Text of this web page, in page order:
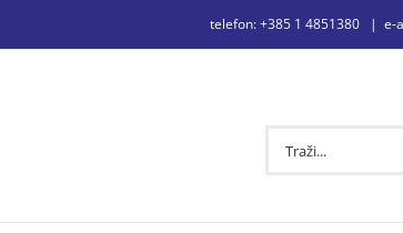
telefon: +385 1 4851380 | e-
Traži...